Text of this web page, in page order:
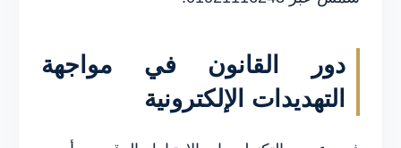
دور القانون في مواجهة
التهديدات الإلكترونية